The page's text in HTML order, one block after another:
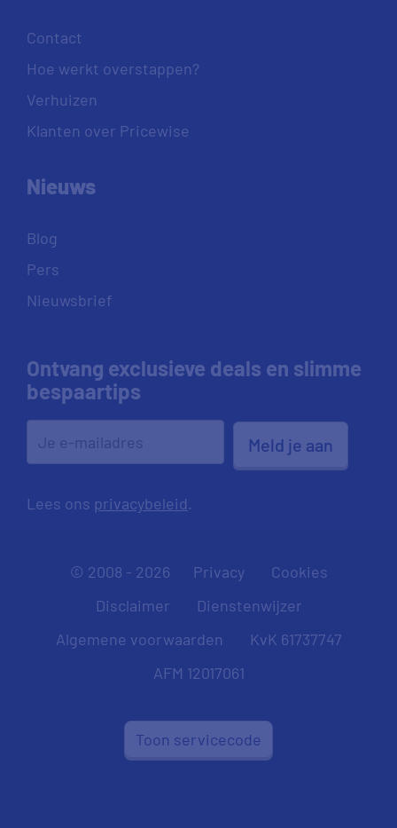
Contact
Hoe werkt overstappen?
Verhuizen
Klanten over Pricewise
Nieuws
Blog
Pers
Nieuwsbrief
Ontvang exclusieve deals en slimme
bespaartips
Meld je aan
Lees ons privacybeleid.
© 2008 - 2026 Privacy
Cookies
Disclaimer
Dienstenwijzer
Algemene voorwaarden
KvK 61737747
AFM 12017061
Toon servicecode